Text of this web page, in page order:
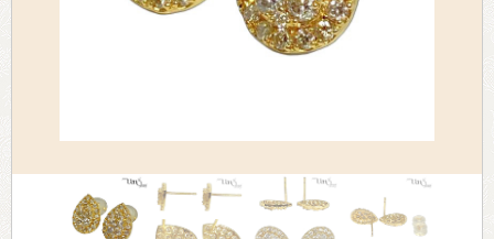
> アクセス
> 古物営業法に基づく表示